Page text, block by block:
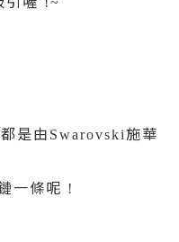
是由 Swarovski施華
一條呢 !